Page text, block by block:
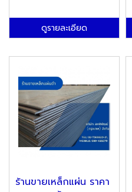
ดูรายละเอียด
ร้านขายเหล็กแผ่น ราคา